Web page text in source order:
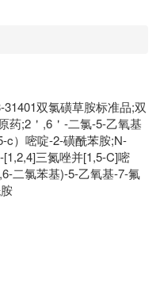
双氯磺草胺标准品;双
药;2＇,6＇-二氯-5-乙氧基
c）嘧啶-2-磺酰苯胺;N-
三氮唑并[1,5-C]嘧
二氯苯基)-5-乙氧基-7-氟